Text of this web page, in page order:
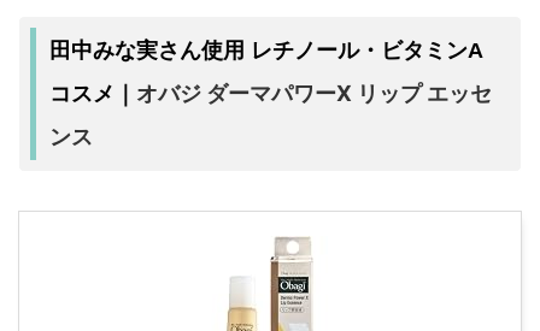
田中みな実さん使用 レチノール・ビタミンA
コスメ
オバジ ダーマパワーX リップ エッセ
ンス